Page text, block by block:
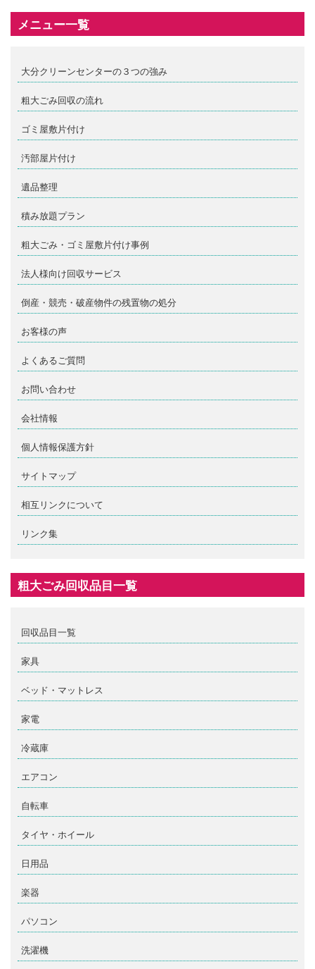
メニュー一覧
大分クリーンセンターの３つの強み
粗大ごみ回収の流れ
ゴミ屋敷片付け
汚部屋片付け
遺品整理
積み放題プラン
粗大ごみ・ゴミ屋敷片付け事例
法人様向け回収サービス
倒産・競売・破産物件の残置物の処分
お客様の声
よくあるご質問
お問い合わせ
会社情報
個人情報保護方針
サイトマップ
相互リンクについて
リンク集
粗大ごみ回収品目一覧
回収品目一覧
家具
ベッド・マットレス
家電
冷蔵庫
エアコン
自転車
タイヤ・ホイール
日用品
楽器
パソコン
洗濯機